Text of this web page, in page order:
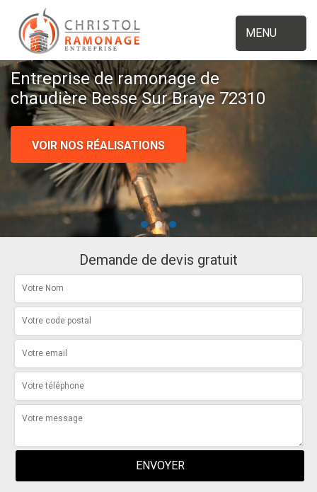
MENU
Entreprise de ramonage de
chaudière Besse Sur Braye 72310
VOIR NOS RÉALISATIONS
Demande de devis gratuit